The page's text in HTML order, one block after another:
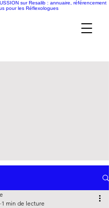
sur Resalib : annuaire, référencement
pour les Réflexologues
1 min de lecture